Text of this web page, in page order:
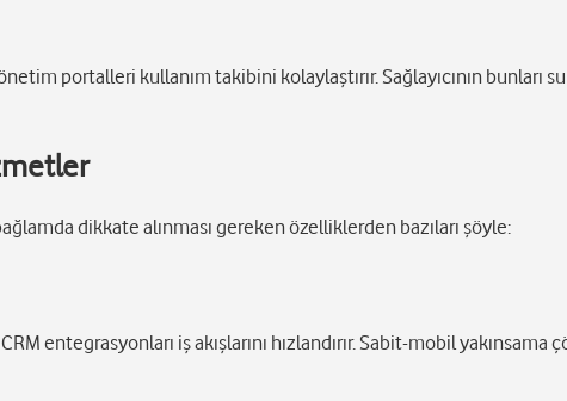
portalleri kullanım takibini kolaylaştırır. Sağlayıcının bunları
dikkate alınması gereken özelliklerden bazıları şöyle:
entegrasyonları iş akışlarını hızlandırır. Sabit-mobil yakınsama